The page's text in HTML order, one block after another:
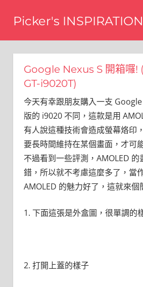
Picker's INSPIRATION
Google Nexus S 開箱囉
GT-i9020T)
今天有幸跟朋友購入一支
版的 i9020 不同，這款是用
有人說這種技術會造成螢幕烙印
要長時間維持在某個畫面，才可
不過看到一些評測，AMOLED 的
錯，所以就不考慮這麼多了，當
AMOLED 的魅力好了，這就來個
1. 下面這張是外盒圖，很單調的
2. 打開上蓋的樣子